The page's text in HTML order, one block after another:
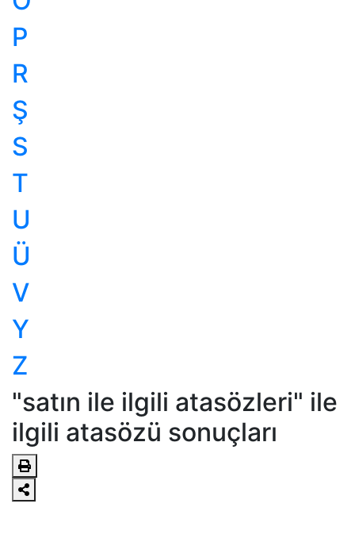
P
R
Ş
S
T
U
Ü
V
Y
Z
"satın ile ilgili atasözleri" ile
ilgili atasözü sonuçları